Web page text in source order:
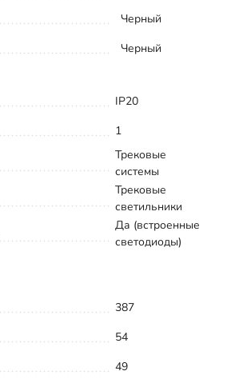
Черный
Черный
IP20
1
Трековые
системы
Трековые
светильники
Да (встроенные
светодиоды)
387
54
49